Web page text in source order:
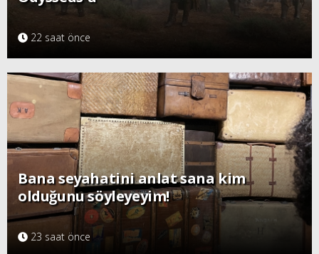
22 saat önce
Bana seyahatini anlat sana kim
olduğunu söyleyeyim!
23 saat önce